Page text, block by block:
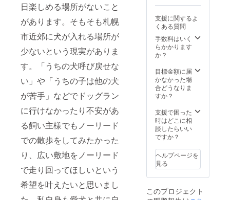
日楽しめる場所がないこと
があります。そもそも札幌
市近郊に犬が入れる場所が
少ないという現実がありま
す。「うちの犬呼び戻せな
い」や「うちの子は他の犬
が苦手」などでドッグラン
に行けなかったり不安があ
る飼い主様でもノーリード
での散歩をしてみたかった
り、広い敷地をノーリード
で走り回ってほしいという
希望を叶えたいと思いまし
支援に関するよ
くある質問
手数料はいく
らかかります
か？
目標金額に届
かなかった場
合どうなりま
すか？
支援で困った
時はどこに相
談したらいい
ですか？
ヘルプページを
見る
このプロジェクト